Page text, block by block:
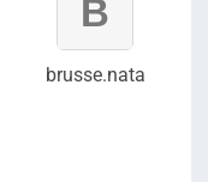
brusse.nata